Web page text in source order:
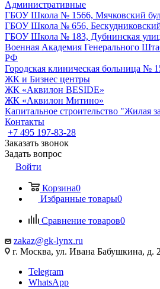
Административные
ГБОУ Школа № 1566, Мячковский
ГБОУ Школа № 656, Бескудниковский
ГБОУ Школа № 183, Дубнинская
Военная Академия Генерального
РФ
Городская клиническая больница
ЖК и Бизнес центры
ЖК «Аквилон BESIDE»
ЖК «Аквилон Митино»
Капитальное строительство "Жилая
Контакты
+7 495 197-83-28
Заказать звонок
Задать вопрос
Войти
Корзина0
Избранные товары0
Сравнение товаров0
zakaz@gk-lynx.ru
г. Москва, ул. Ивана Бабушкина, д.
Telegram
WhatsApp